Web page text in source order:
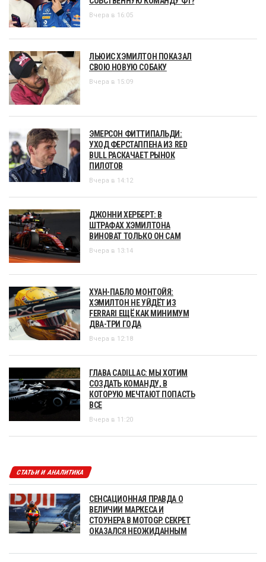
Вчера в 16:05
ЛЬЮИС ХЭМИЛТОН ПОКАЗАЛ
СВОЮ НОВУЮ СОБАКУ
Вчера в 15:09
ЭМЕРСОН ФИТТИПАЛЬДИ:
УХОД ФЕРСТАППЕНА ИЗ RED
BULL РАСКАЧАЕТ РЫНОК
ПИЛОТОВ
Вчера в 14:12
ДЖОННИ ХЕРБЕРТ: В
ШТРАФАХ ХЭМИЛТОНА
ВИНОВАТ ТОЛЬКО ОН САМ
Вчера в 13:14
ХУАН-ПАБЛО МОНТОЙЯ:
ХЭМИЛТОН НЕ УЙДЁТ ИЗ
FERRARI ЕЩЁ КАК МИНИМУМ
ДВА-ТРИ ГОДА
Вчера в 12:18
ГЛАВА CADILLAC: МЫ ХОТИМ
СОЗДАТЬ КОМАНДУ, В
КОТОРУЮ МЕЧТАЮТ ПОПАСТЬ
ВСЕ
Вчера в 11:20
СТАТЬИ И АНАЛИТИКА
СЕНСАЦИОННАЯ ПРАВДА О
ВЕЛИЧИИ МАРКЕСА И
СТОУНЕРА В MOTOGP. СЕКРЕТ
ОКАЗАЛСЯ НЕОЖИДАННЫМ